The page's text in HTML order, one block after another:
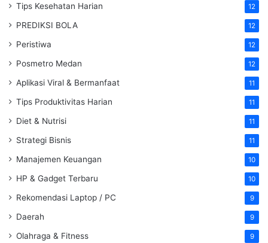
Tips Kesehatan Harian 12
PREDIKSI BOLA 12
Peristiwa 12
Posmetro Medan 12
Aplikasi Viral & Bermanfaat 11
Tips Produktivitas Harian 11
Diet & Nutrisi 11
Strategi Bisnis 11
Manajemen Keuangan 10
HP & Gadget Terbaru 10
Rekomendasi Laptop / PC 9
Daerah 9
Olahraga & Fitness 9